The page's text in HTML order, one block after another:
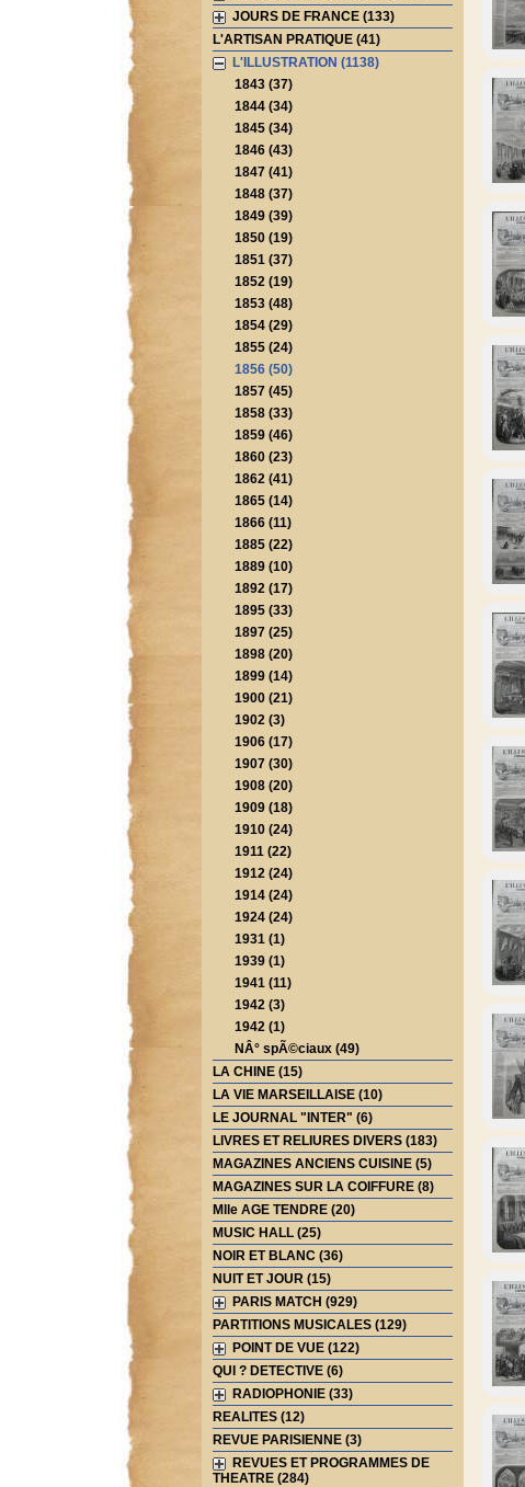
JOURS DE FRANCE (133)
L'ARTISAN PRATIQUE (41)
L'ILLUSTRATION (1138)
1843 (37)
1844 (34)
1845 (34)
1846 (43)
1847 (41)
1848 (37)
1849 (39)
1850 (19)
1851 (37)
1852 (19)
1853 (48)
1854 (29)
1855 (24)
1856 (50)
1857 (45)
1858 (33)
1859 (46)
1860 (23)
1862 (41)
1865 (14)
1866 (11)
1885 (22)
1889 (10)
1892 (17)
1895 (33)
1897 (25)
1898 (20)
1899 (14)
1900 (21)
1902 (3)
1906 (17)
1907 (30)
1908 (20)
1909 (18)
1910 (24)
1911 (22)
1912 (24)
1914 (24)
1924 (24)
1931 (1)
1939 (1)
1941 (11)
1942 (3)
1942 (1)
NÂ° spÃ©ciaux (49)
LA CHINE (15)
LA VIE MARSEILLAISE (10)
LE JOURNAL "INTER" (6)
LIVRES ET RELIURES DIVERS (183)
MAGAZINES ANCIENS CUISINE (5)
MAGAZINES SUR LA COIFFURE (8)
Mlle AGE TENDRE (20)
MUSIC HALL (25)
NOIR ET BLANC (36)
NUIT ET JOUR (15)
PARIS MATCH (929)
PARTITIONS MUSICALES (129)
POINT DE VUE (122)
QUI ? DETECTIVE (6)
RADIOPHONIE (33)
REALITES (12)
REVUE PARISIENNE (3)
REVUES ET PROGRAMMES DE
THEATRE (284)